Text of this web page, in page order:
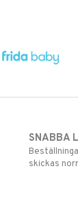
SNABBA
skickas